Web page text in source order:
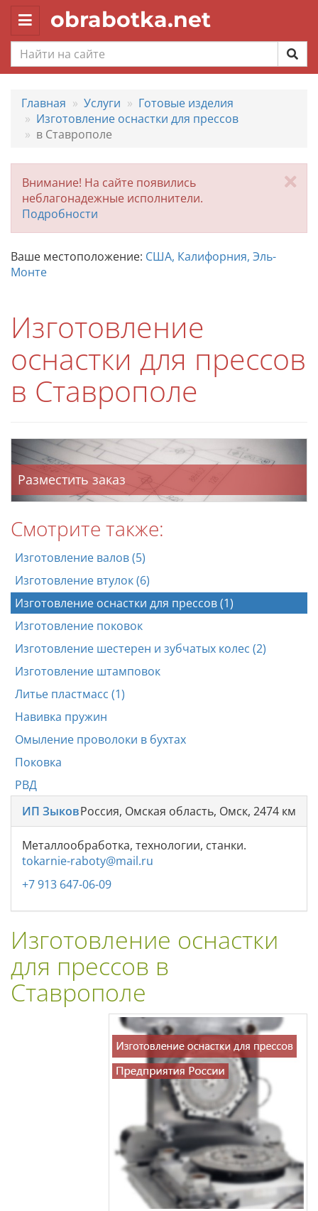
Toggle
navigation
obrabotka.net
Главная Услуги
Готовые изделия
Изготовление оснастки для прессов
в Ставрополе
Внимание! На сайте появились
неблагонадежные исполнители.
Подробности
Ваше местоположение: США, Калифорния, Эль-
Монте
Изготовление
оснастки для прессов
в Ставрополе
Разместить заказ
Смотрите также:
Изготовление валов (5)
Изготовление втулок (6)
Изготовление оснастки для прессов (1)
Изготовление поковок
Изготовление шестерен и зубчатых колес (2)
Изготовление штамповок
Литье пластмасс (1)
Навивка пружин
Омыление проволоки в бухтах
Поковка
РВД
ИП ЗыковРоссия, Омская область, Омск, 2474 км
Металлообработка, технологии, станки.
tokarnie-raboty@mail.ru
+7 913 647-06-09
Изготовление оснастки
для прессов в
Ставрополе